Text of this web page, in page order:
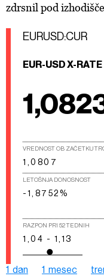
zdrsnil pod
EURUSD:CUR
EUR-USD X-RATE
VREDNOST OB ZAČETKU
1,0807
LETOŠNJA DONOSNOST
-1,8752%
RAZPON PRI 52 TEDNIH
1,04 - 1,13
1 dan 1 mesec